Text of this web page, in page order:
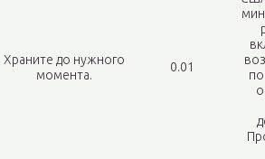
Храните до нужного
момента.
0.01